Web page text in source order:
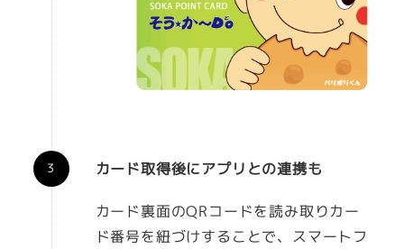
カード取得後にアプリとの連携も
カード裏面のQRコードを読み取りカー
ド番号を紐づけすることで、スマートフ